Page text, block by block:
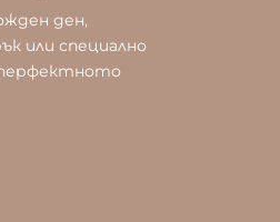
ден,
или специално